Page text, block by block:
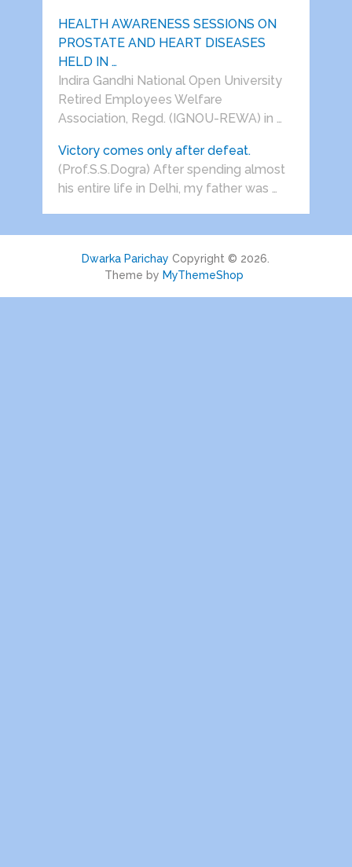
HEALTH AWARENESS SESSIONS ON
PROSTATE AND HEART DISEASES
HELD IN …
Indira Gandhi National Open University
Retired Employees Welfare
Association, Regd. (IGNOU-REWA) in …
Victory comes only after defeat.
(Prof.S.S.Dogra) After spending almost
his entire life in Delhi, my father was …
Dwarka Parichay Copyright © 2026.
Theme by MyThemeShop